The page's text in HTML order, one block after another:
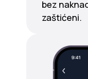
bez
zaštićeni.